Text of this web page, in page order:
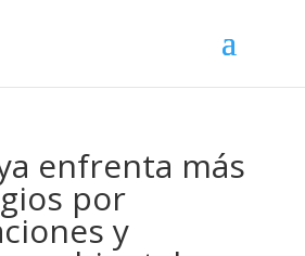
enfrenta más
por
y